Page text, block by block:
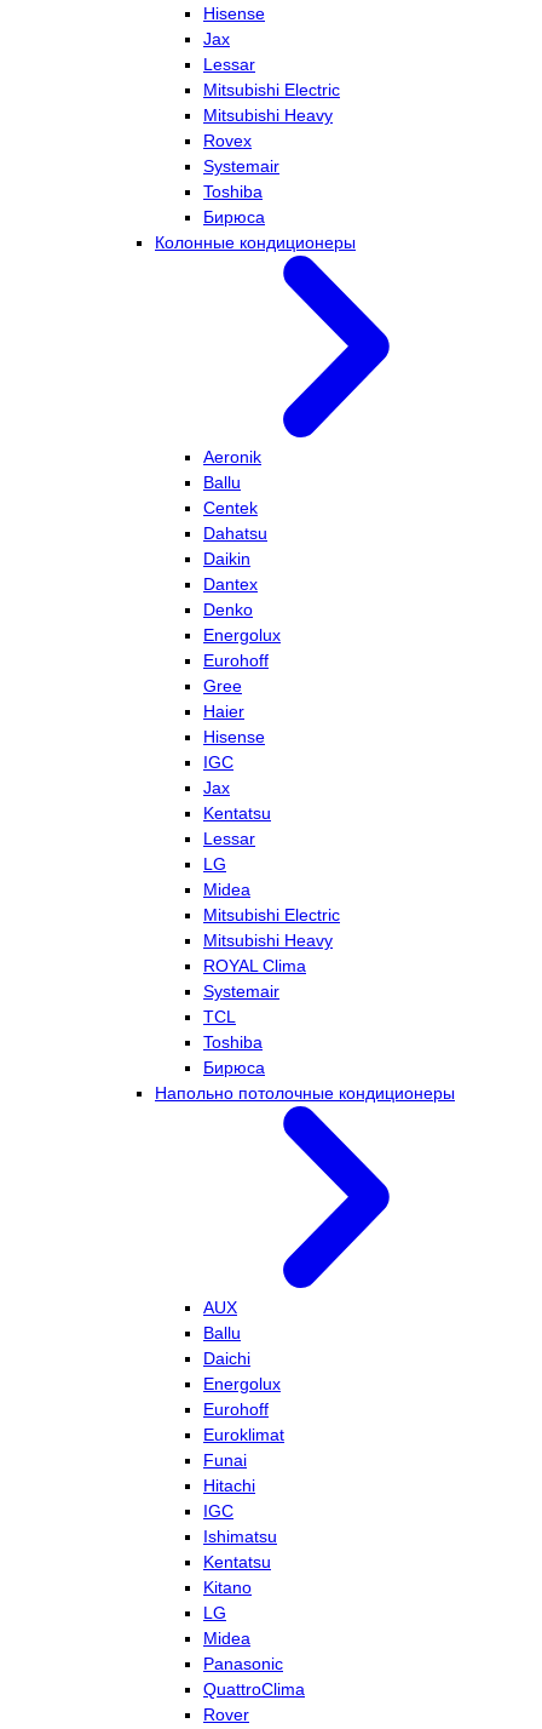
Hisense
Jax
Lessar
Mitsubishi Electric
Mitsubishi Heavy
Rovex
Systemair
Toshiba
Бирюса
Колонные кондиционеры
Aeronik
Ballu
Centek
Dahatsu
Daikin
Dantex
Denko
Energolux
Eurohoff
Gree
Haier
Hisense
IGC
Jax
Kentatsu
Lessar
LG
Midea
Mitsubishi Electric
Mitsubishi Heavy
ROYAL Clima
Systemair
TCL
Toshiba
Бирюса
Напольно потолочные кондиционеры
AUX
Ballu
Daichi
Energolux
Eurohoff
Euroklimat
Funai
Hitachi
IGC
Ishimatsu
Kentatsu
Kitano
LG
Midea
Panasonic
QuattroClima
Rover